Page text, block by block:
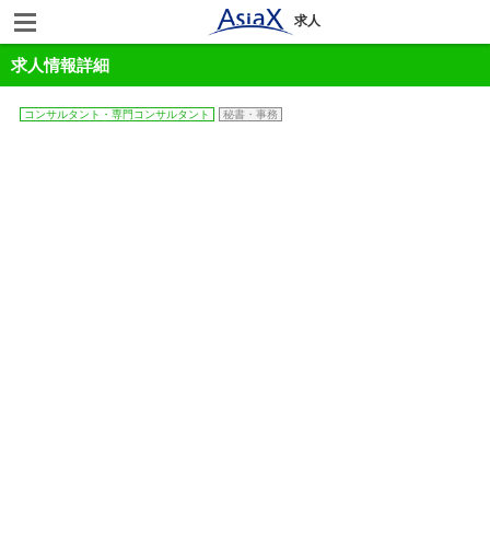
求人
求人情報詳細
コンサルタント・専門コンサルタント 秘書・事務